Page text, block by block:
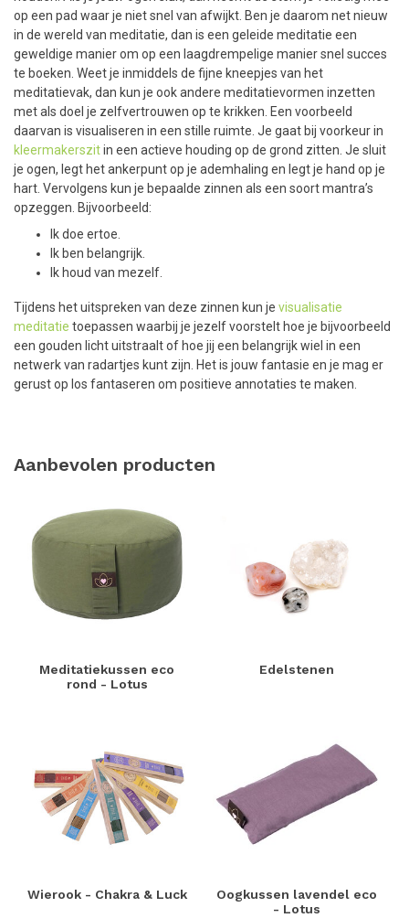
op een pad waar je niet snel van afwijkt. Ben je daarom net nieuw
in de wereld van meditatie, dan is een geleide meditatie een
geweldige manier om op een laagdrempelige manier snel succes
te boeken. Weet je inmiddels de fijne kneepjes van het
meditatievak, dan kun je ook andere meditatievormen inzetten
met als doel je zelfvertrouwen op te krikken. Een voorbeeld
daarvan is visualiseren in een stille ruimte. Je gaat bij voorkeur in
kleermakerszitin een actieve houding op de grond zitten. Je sluit
je ogen, legt het ankerpunt op je ademhaling en legt je hand op je
hart. Vervolgens kun je bepaalde zinnen als een soort mantra’s
opzeggen. Bijvoorbeeld:
Ik doe ertoe.
Ik ben belangrijk.
Ik houd van mezelf.
Tijdens het uitspreken van deze zinnen kun je visualisatie
meditatie toepassen waarbij je jezelf voorstelt hoe je bijvoorbeeld
een gouden licht uitstraalt of hoe jij een belangrijk wiel in een
netwerk van radartjes kunt zijn. Het is jouw fantasie en je mag er
gerust op los fantaseren om positieve annotaties te maken.
Aanbevolen producten
Meditatiekussen eco
rond - Lotus
Edelstenen
Wierook - Chakra & Luck
Oogkussen lavendel eco
- Lotus